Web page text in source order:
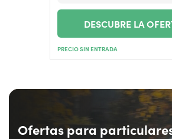
DESCUBRE LA
PRECIO SIN ENTRADA
Ofertas para